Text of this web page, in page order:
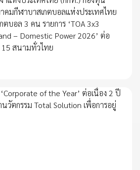
มกีฬาบาสเกตบอลแห่งประเทศไทย
ตบอล 3 คน รายการ ‘TOA 3x3
– Domestic Power 2026’ ต่อ
สนามทั่วไทย